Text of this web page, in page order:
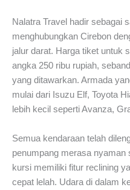
Nalatra Travel hadir sebagai
menghubungkan Cirebon
jalur darat. Harga tiket untuk
angka 250 ribu rupiah,
yang ditawarkan. Armada
mulai dari Isuzu Elf, Toyota
lebih kecil seperti Avanza,
Semua kendaraan telah
penumpang merasa nyaman
kursi memiliki fitur reclining
cepat lelah. Udara di dalam